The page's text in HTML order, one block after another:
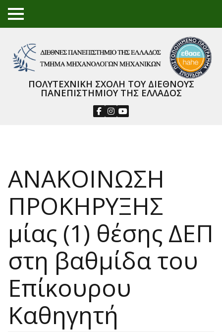
TO
GGL
NU
ΠΟΛΥΤΕΧΝΙΚΗ ΣΧΟΛΗ ΤΟΥ ΔΙΕΘΝΟΥΣ
ΠΑΝΕΠΙΣΤΗΜΙΟΥ ΤΗΣ ΕΛΛΑΔΟΣ
ΑΝΑΚΟΙΝΩΣΗ
ΠΡΟΚΗΡΥΞΗΣ
μίας (1) θέσης ΔΕΠ
στη βαθμίδα του
Επίκουρου
Καθηγητή